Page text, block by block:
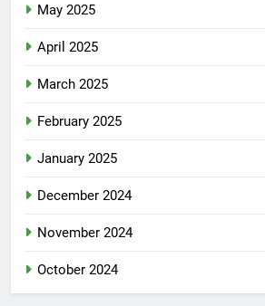
May 2025
April 2025
March 2025
February 2025
January 2025
December 2024
November 2024
October 2024